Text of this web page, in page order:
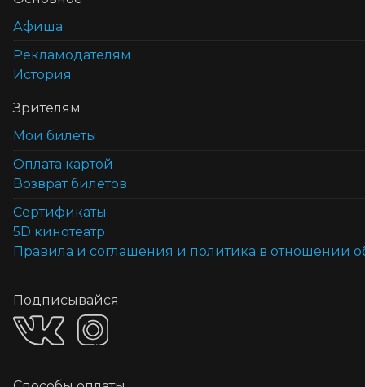
Афиша
Рекламодателям
История
Зрителям
Мои билеты
Оплата картой
Возврат билетов
Cертификаты
5D кинотеатр
Правила и соглашения и политика в отношении
Подписывайся